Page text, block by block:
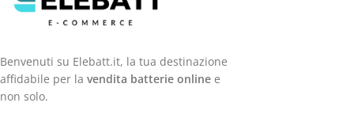
Benvenuti su Elebatt.it, la tua destinazione
affidabile per la vendita batterie online e
non solo.